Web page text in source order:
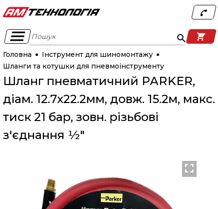
Пошук
Головна
Інструмент для шиномонтажу
Шланги та котушки для пневмоінструменту
Шланг пневматичний PARKER,
діам. 12.7x22.2мм, довж. 15.2м, макс.
тиск 21 бар, зовн. різьбові
з'єднання ½"